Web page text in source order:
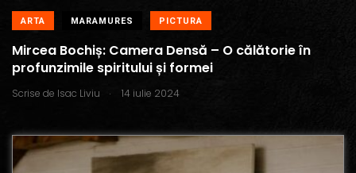
ARTA MARAMURES PICTURA
Mircea Bochiș: Camera Densă – O călătorie în
profunzimile spiritului și formei
Scrise de Isac Liviu . 14 iulie 2024